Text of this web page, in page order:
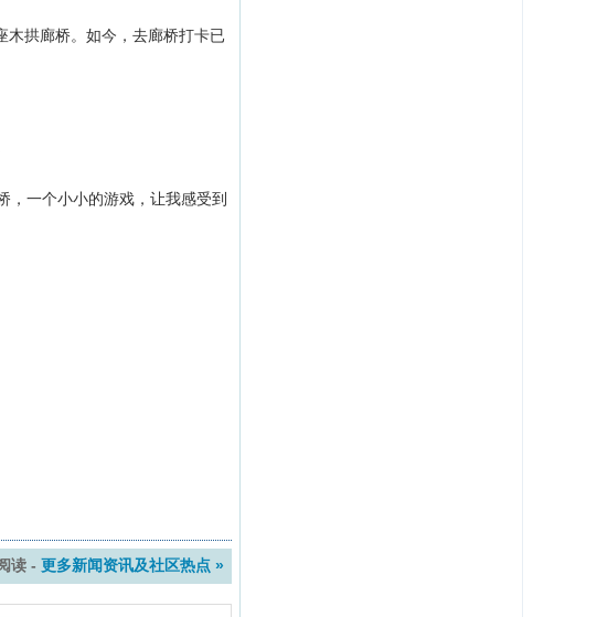
拱廊桥。如今，去廊桥打卡已
一个小小的游戏，让我感受到
读 -更多新闻资讯及社区热点 »